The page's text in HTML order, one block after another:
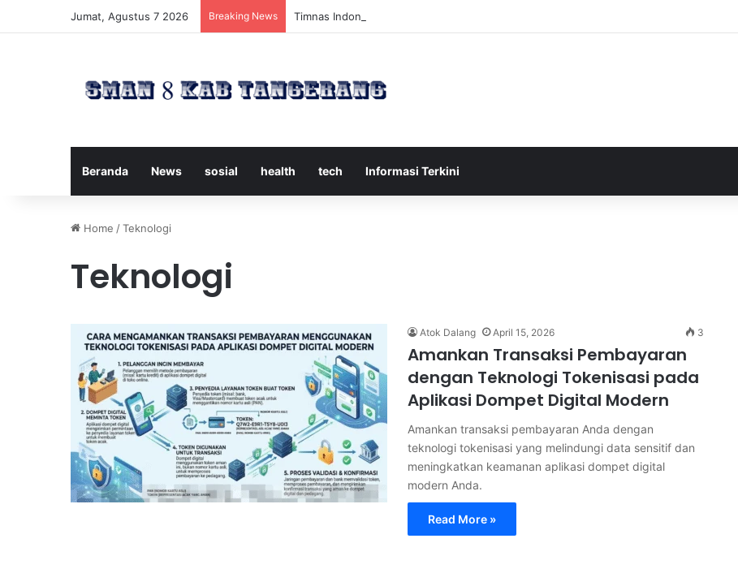
Jumat, Agustus 7 2026 Breaking News Timnas Indonesia U-17 Tereliminasi, Berikut 4 Tim Lolos ke Semifinal Piala AFF U-17 2026
Beranda News sosial health tech Informasi Terkini
Home /Teknologi
Teknologi
Atok Dalang April 15, 2026 3
Amankan Transaksi Pembayaran
dengan Teknologi Tokenisasi pada
Aplikasi Dompet Digital Modern
Amankan transaksi pembayaran Anda dengan
teknologi tokenisasi yang melindungi data sensitif dan
meningkatkan keamanan aplikasi dompet digital
modern Anda.
Read More »